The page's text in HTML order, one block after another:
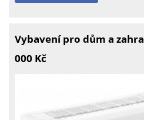
Vybavení pro dům a
000 Kč